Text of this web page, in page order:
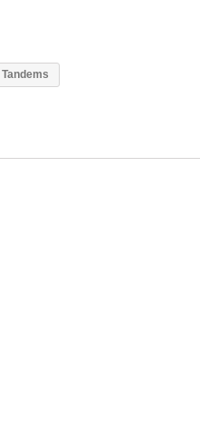
Tandems